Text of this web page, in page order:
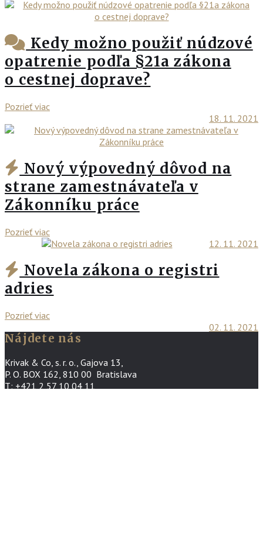
Kedy možno použiť núdzové
opatrenie podľa §21a zákona
o cestnej doprave?
Pozrieť viac
18. 11. 2021
Nový výpovedný dôvod na
strane zamestnávateľa v
Zákonníku práce
Pozrieť viac
12. 11. 2021
Novela zákona o registri
adries
Pozrieť viac
02. 11. 2021
Nájdete nás
Krivak & Co, s. r. o., Gajova 13,
P. O. BOX 162, 810 00 Bratislava
T: +421 2 57 10 04 11